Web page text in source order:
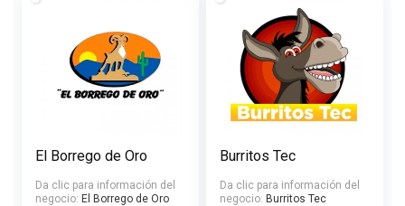
El Borrego de Oro
Da clic para información del
negocio: El Borrego de Oro
Burritos Tec
Da clic para información del
negocio: Burritos Tec